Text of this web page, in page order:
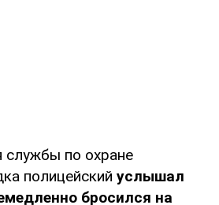
службы по охране
полицейский услышал
бросился на